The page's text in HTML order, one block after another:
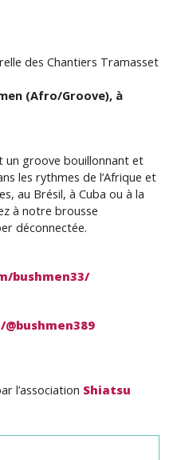
des Chantiers Tramasset
(Afro/Groove), à
un groove bouillonnant et
les rythmes de l’Afrique et
au Brésil, à Cuba ou à la
à notre brousse
déconnectée.
bushmen33/
l’association Shiatsu